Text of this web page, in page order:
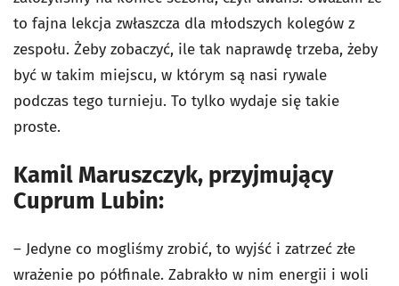
to fajna lekcja zwłaszcza dla młodszych kolegów z
zespołu. Żeby zobaczyć, ile tak naprawdę trzeba, żeby
być w takim miejscu, w którym są nasi rywale
podczas tego turnieju. To tylko wydaje się takie
proste.
Kamil Maruszczyk, przyjmujący
Cuprum Lubin:
– Jedyne co mogliśmy zrobić, to wyjść i zatrzeć złe
wrażenie po półfinale. Zabrakło w nim energii i woli